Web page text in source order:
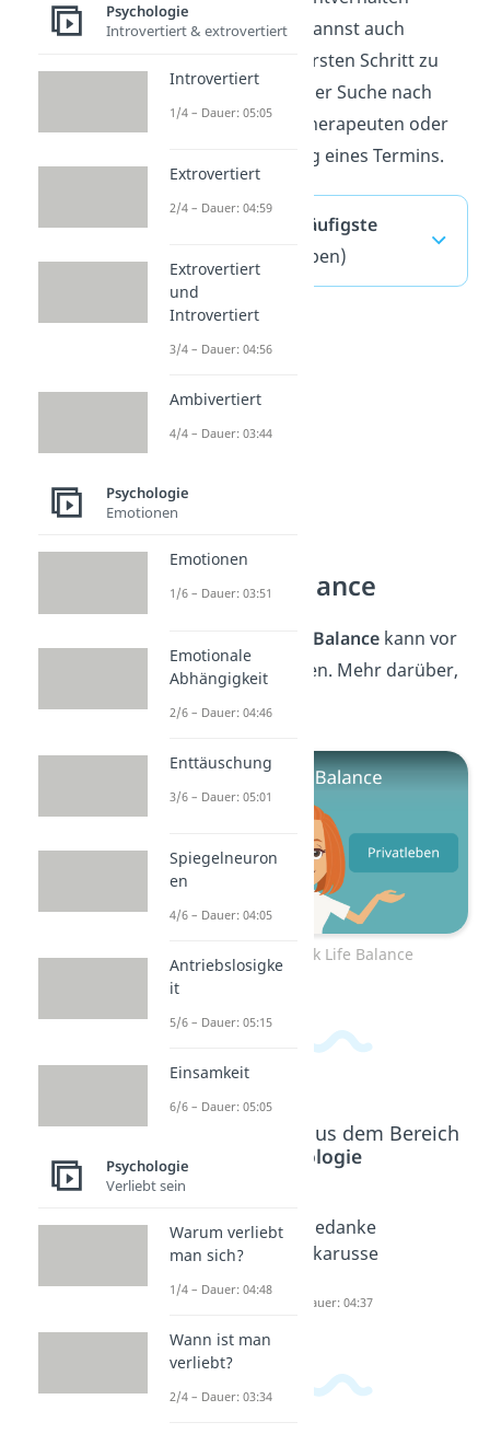
spezialisiert ist. Du kannst auch
anbieten, ihn beim ersten Schritt zu
begleiten, etwa bei der Suche nach
einem geeigneten Therapeuten oder
bei der Vereinbarung eines Termins.
Workaholic — häufigste
(ausklappen)
Work-Life-Balance
Work-Life-Balancekann vor
Arbeitssucht schützen. Mehr darüber,
erfährst du
Zum Video: Work Life Balance
Beliebte Inhalte aus dem Bereich
Psychologie
People
Pleaser
Mental
Load
Gedanke
nkarusse
Dauer: 04:37
Psychologie
Introvertiert & extrovertiert
Introvertiert
1/4 – Dauer: 05:05
Extrovertiert
2/4 – Dauer: 04:59
Extrovertiert
und
Introvertiert
3/4 – Dauer: 04:56
Ambivertiert
4/4 – Dauer: 03:44
Psychologie
Emotionen
Emotionen
1/6 – Dauer: 03:51
Emotionale
Abhängigkeit
2/6 – Dauer: 04:46
Enttäuschung
3/6 – Dauer: 05:01
Spiegelneuron
en
4/6 – Dauer: 04:05
Antriebslosigke
it
5/6 – Dauer: 05:15
Einsamkeit
6/6 – Dauer: 05:05
Psychologie
Verliebt sein
Warum verliebt
man sich?
1/4 – Dauer: 04:48
Wann ist man
verliebt?
2/4 – Dauer: 03:34